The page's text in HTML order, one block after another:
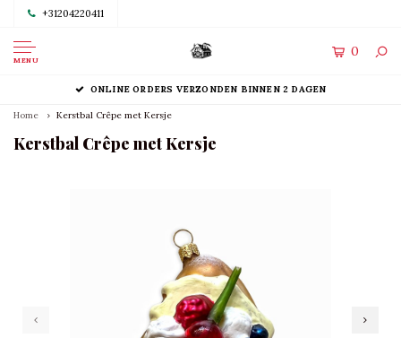
+31204220411
MENU
0
ONLINE ORDERS VERZONDEN BINNEN 2 DAGEN
Home Kerstbal Crêpe met Kersje
Kerstbal Crêpe met Kersje